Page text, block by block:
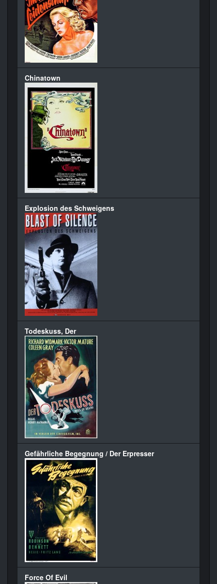
Chinatown
Explosion des Schweigens
Todeskuss, Der
Gefährliche Begegnung / Der Erpresser
Force Of Evil